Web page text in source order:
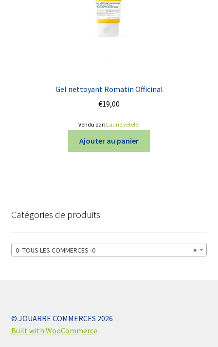
Gel nettoyant Romatin Officinal
€19,00
Vendu par: Laurie veteler
Ajouter au panier
Catégories de produits
×
0- TOUS LES COMMERCES -0
© JOUARRE COMMERCES 2026
Built with WooCommerce.